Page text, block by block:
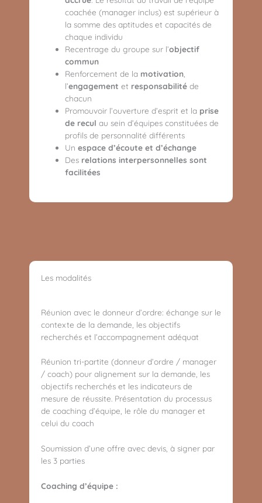
coachée (manager inclus) est supérieur à
la somme des aptitudes et capacités de
chaque individu
Recentrage du groupe sur l’objectif
commun
Renforcement de la motivation
l’engagement et responsabilité de
chacun
Promouvoir l’ouverture d’esprit et la prise
de reculau sein d’équipes constituées de
profils de personnalité différents
Unespace d’écoute et d’échange
Des relations interpersonnelles sont
facilitées
Les modalités
Réunion avec le donneur d’ordre: échange sur le
contexte de la demande, les objectifs
recherchés et l’accompagnement adéquat
Réunion tri-partite (donneur d’ordre / manager
/ coach) pour alignement sur la demande, les
objectifs recherchés et les indicateurs de
mesure de réussite. Présentation du processus
de coaching d’équipe, le rôle du manager et
celui du coach
Soumission d’une offre avec devis, à signer par
les 3 parties
Coaching d’équipe :